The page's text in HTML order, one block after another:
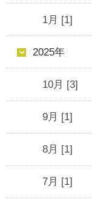
1月 [1]
2025年
10月 [3]
9月 [1]
8月 [1]
7月 [1]